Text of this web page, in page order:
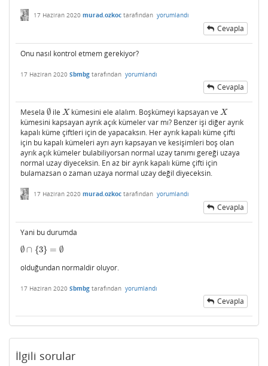
17 Haziran 2020 murad.ozkoc tarafından yorumlandı
Cevapla
Onu nasıl kontrol etmem gerekiyor?
17 Haziran 2020 Sbmbg tarafından yorumlandı
Cevapla
Mesela ∅
∅ ileX
X kümesini ele alalım. Boşkümeyi kapsayan veX
X
kümesini kapsayan ayrık açık kümeler var mı? Benzer işi diğer ayrık
kapalı küme çiftleri için de yapacaksın. Her ayrık kapalı küme çifti
için bu kapalı kümeleri ayrı ayrı kapsayan ve kesişimleri boş olan
ayrık açık kümeler bulabiliyorsan normal uzay tanımı gereği uzaya
normal uzay diyeceksin. En az bir ayrık kapalı küme çifti için
bulamazsan o zaman uzaya normal uzay değil diyeceksin.
17 Haziran 2020 murad.ozkoc tarafından yorumlandı
Cevapla
Yani bu durumda
∅∩ {3} = ∅
∅ ∩{3} =∅
olduğundan normaldir oluyor.
17 Haziran 2020 Sbmbg tarafından yorumlandı
Cevapla
İlgili sorular